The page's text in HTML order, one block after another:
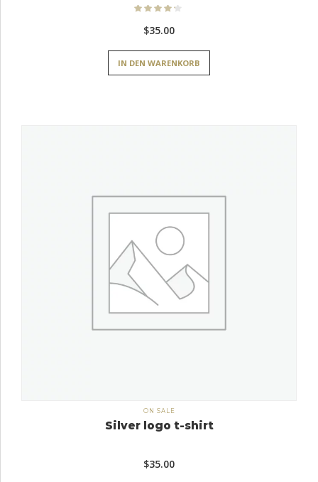
von 5
$35.00
IN DEN WARENKORB
ON SALE
Silver logo t-shirt
$35.00